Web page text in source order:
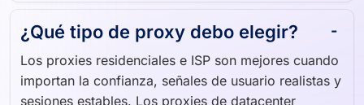
¿Qué tipo de proxy debo elegir?
Los proxies residenciales e ISP son mejores cuando
importan la confianza, señales de usuario realistas y
sesiones estables. Los proxies de datacenter